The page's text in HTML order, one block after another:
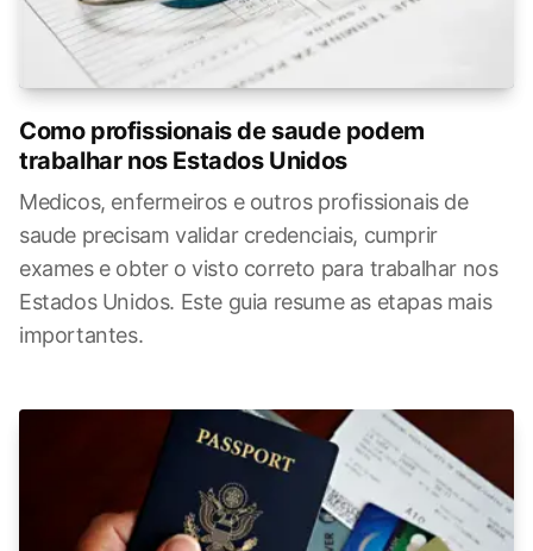
Como profissionais de saude podem
trabalhar nos Estados Unidos
Medicos, enfermeiros e outros profissionais de
saude precisam validar credenciais, cumprir
exames e obter o visto correto para trabalhar nos
Estados Unidos. Este guia resume as etapas mais
importantes.